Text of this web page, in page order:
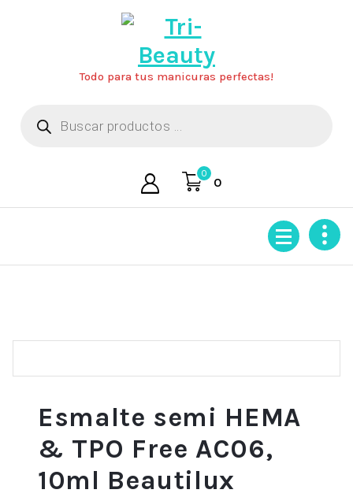
Todo para tus manicuras perfectas!
productos
0
0
Esmalte semi HEMA
& TPO Free AC06,
10ml Beautilux